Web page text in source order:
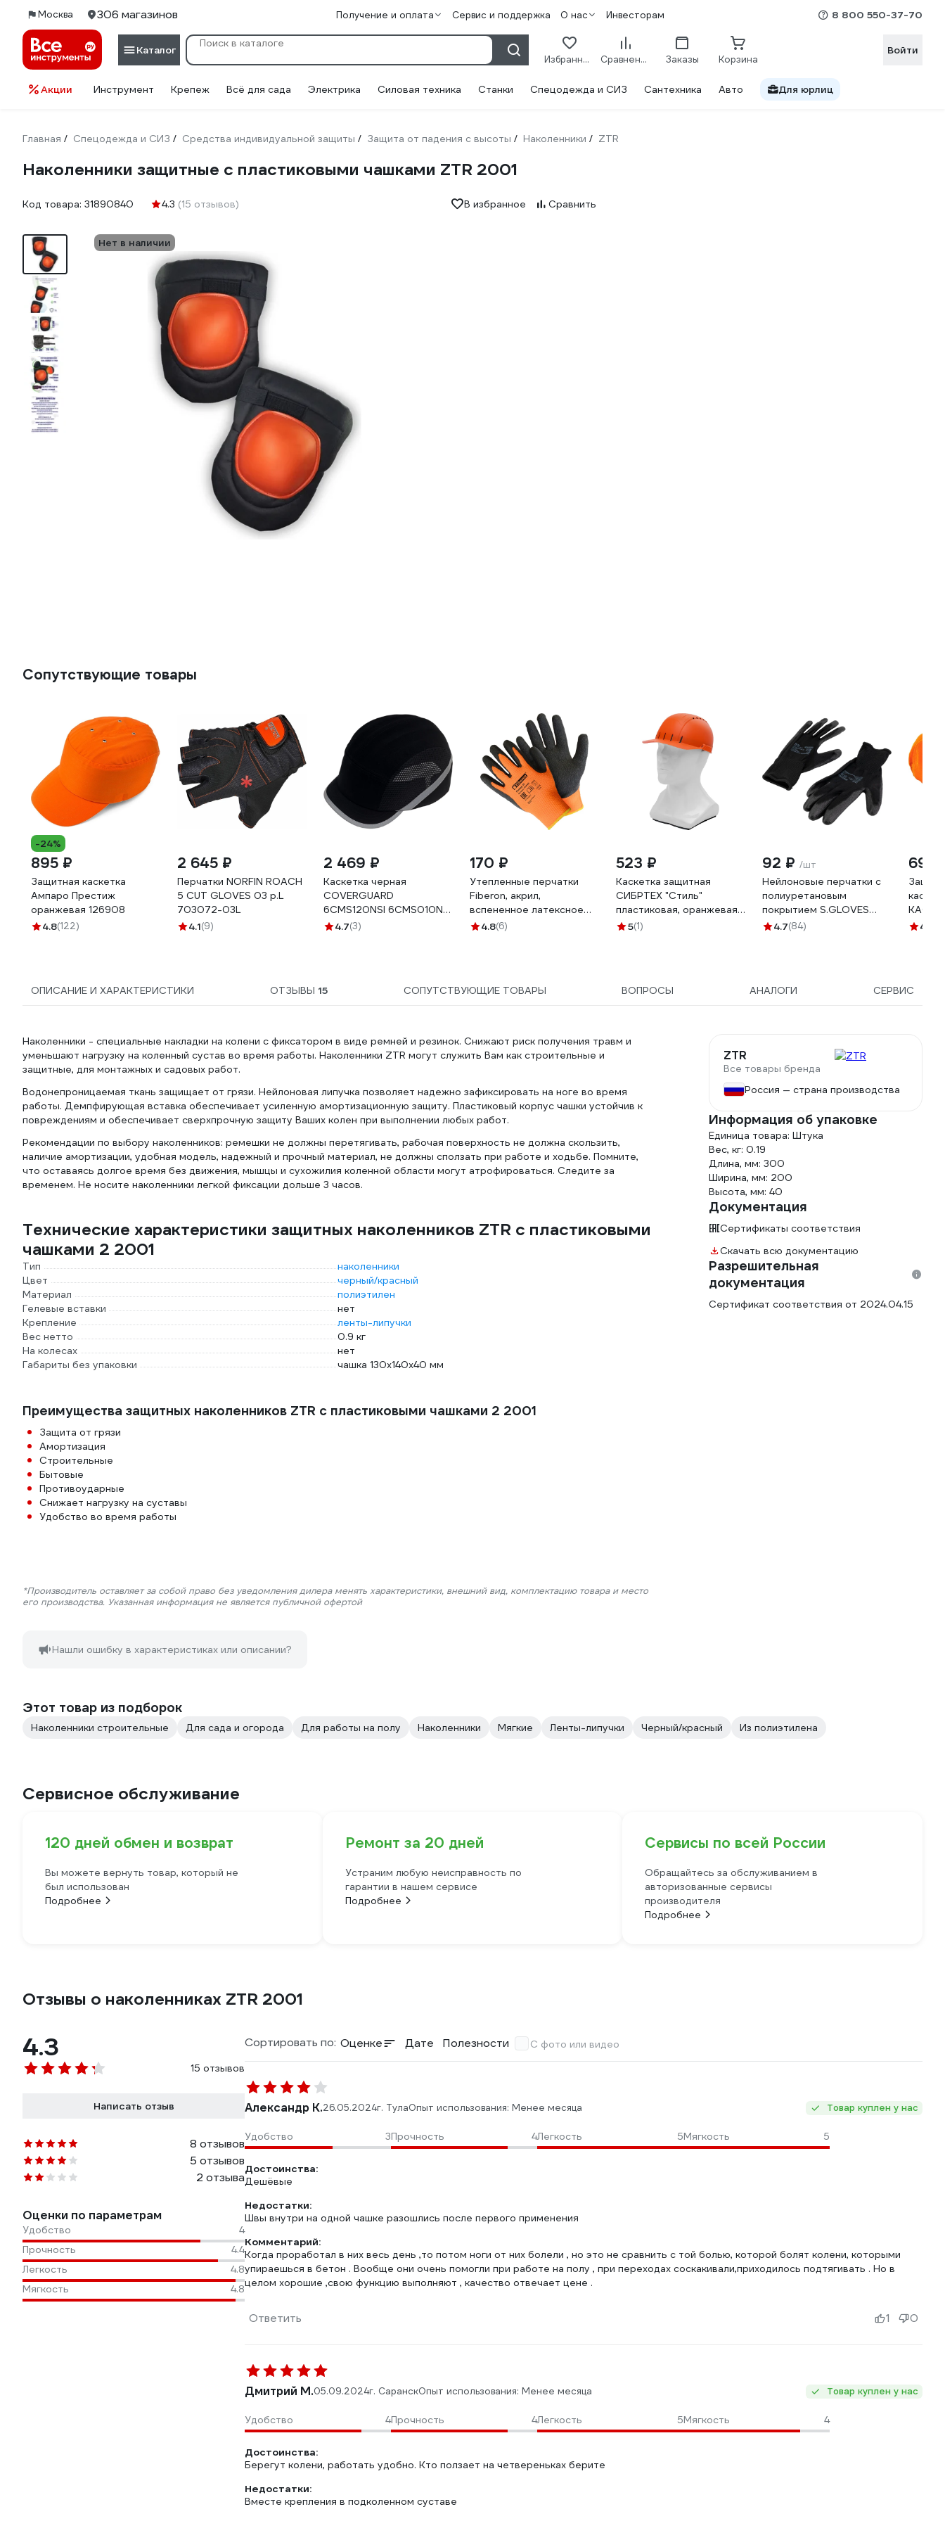
Москва 306 магазинов Получение и оплата Сервис и поддержка О нас Инвесторам 8 800 550-37-70
Каталог
Избранное Сравнение Заказы Корзина
Войти
Акции Инструмент Крепеж Всё для сада Электрика Силовая техника Станки Спецодежда и СИЗ Сантехника Авто Для юрлиц
Главная / Спецодежда и СИЗ / Средства индивидуальной защиты / Защита от падения с высоты / Наколенники / ZTR
Наколенники защитные с пластиковыми чашками ZTR 2001
Код товара: 31890840 4.3 (15 отзывов) В избранное Сравнить
Нет в наличии
Сопутствующие товары
-24%
895 ₽
Защитная каскетка
Ампаро Престиж
оранжевая 126908
4.8(122)
2 645 ₽
Перчатки NORFIN ROACH
5 CUT GLOVES 03 р.L
703072-03L
4.1(9)
2 469 ₽
Каскетка черная
COVERGUARD
6CMS120NSI 6CMS010NSI
5450564032132
4.7(3)
170 ₽
Утепленные перчатки
Fiberon, акрил,
вспененное латексное
покрытие, в и/у, 10(XL),
4.8(6)
523 ₽
Каскетка защитная
СИБРТЕХ "Стиль"
пластиковая, оранжевая
89169
5(1)
92 ₽ /шт
Нейлоновые перчатки с
полиуретановым
покрытием S.GLOVES
TAXO черные, 09 размер
4.7(84)
693
4.3
ОПИСАНИЕ И ХАРАКТЕРИСТИКИ ОТЗЫВЫ 15 СОПУТСТВУЮЩИЕ ТОВАРЫ ВОПРОСЫ АНАЛОГИ СЕРВИС
Наколенники - специальные накладки на колени с фиксатором в виде ремней и резинок. Снижают риск получения травм и
уменьшают нагрузку на коленный сустав во время работы. Наколенники ZTR могут служить Вам как строительные и
защитные, для монтажных и садовых работ.
Водонепроницаемая ткань защищает от грязи. Нейлоновая липучка позволяет надежно зафиксировать на ноге во время
работы. Демпфирующая вставка обеспечивает усиленную амортизационную защиту. Пластиковый корпус чашки устойчив к
повреждениям и обеспечивает сверхпрочную защиту Ваших колен при выполнении любых работ.
Рекомендации по выбору наколенников: ремешки не должны перетягивать, рабочая поверхность не должна скользить,
наличие амортизации, удобная модель, надежный и прочный материал, не должны сползать при работе и ходьбе. Помните,
что оставаясь долгое время без движения, мышцы и сухожилия коленной области могут атрофироваться. Следите за
временем. Не носите наколенники легкой фиксации дольше 3 часов.
Технические характеристики защитных наколенников ZTR с пластиковыми
чашками 2 2001
Тип
наколенники
Цвет
черный/красный
Материал
полиэтилен
Гелевые вставки
нет
Крепление
ленты-липучки
Вес нетто
0.9 кг
На колесах
нет
Габариты без упаковки
чашка 130х140х40 мм
Преимущества защитных наколенников ZTR с пластиковыми чашками 2 2001
Защита от грязи
Амортизация
Строительные
Бытовые
Противоударные
Снижает нагрузку на суставы
Удобство во время работы
*Производитель оставляет за собой право без уведомления дилера менять характеристики, внешний вид, комплектацию товара и место
его производства. Указанная информация не является публичной офертой
Нашли ошибку в характеристиках или описании?
ZTR
Все товары бренда
Россия — страна производства
Информация об упаковке
Единица товара: Штука
Вес, кг: 0.19
Длина, мм: 300
Ширина, мм: 200
Высота, мм: 40
Документация
Сертификаты соответствия
Скачать всю документацию
Разрешительная
документация
Сертификат соответствия от 2024.04.15
Этот товар из подборок
Наколенники строительные Для сада и огорода Для работы на полу Наколенники Мягкие Ленты-липучки Черный/красный Из полиэтилена
Сервисное обслуживание
120 дней обмен и возврат
Вы можете вернуть товар, который не
был использован
Подробнее
Ремонт за 20 дней
Устраним любую неисправность по
гарантии в нашем сервисе
Подробнее
Сервисы по всей России
Обращайтесь за обслуживанием в
авторизованные сервисы
производителя
Подробнее
Отзывы о наколенниках ZTR 2001
4.3
15 отзывов
Написать отзыв
8 отзывов
5 отзывов
2 отзыва
Оценки по параметрам
Удобство
4
Прочность
4.4
Легкость
4.8
Мягкость
4.8
Сортировать по: Оценке Дате Полезности С фото или видео
Александр К.26.05.2024г. ТулаОпыт использования: Менее месяца Товар куплен у нас
Удобство 3Прочность 4Легкость 5Мягкость 5
Достоинства:
Дешёвые
Недостатки:
Швы внутри на одной чашке разошлись после первого применения
Комментарий:
Когда проработал в них весь день ,то потом ноги от них болели , но это не сравнить с той болью, которой болят колени, которыми
упираешься в бетон . Вообще они очень помогли при работе на полу , при переходах соскакивали,приходилось подтягивать . Но в
целом хорошие ,свою функцию выполняют , качество отвечает цене .
Ответить 1 0
Дмитрий М.05.09.2024г. СаранскОпыт использования: Менее месяца Товар куплен у нас
Удобство 4Прочность 4Легкость 5Мягкость 4
Достоинства:
Берегут колени, работать удобно. Кто ползает на четвереньках берите
Недостатки:
Вместе крепления в подколенном суставе